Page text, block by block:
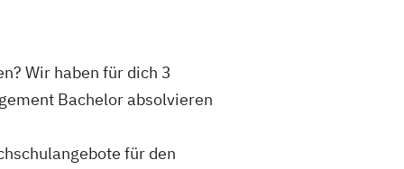
Wir haben für dich 3
Bachelor absolvieren
für den